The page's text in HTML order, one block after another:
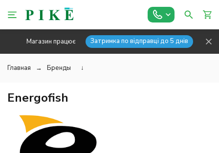
Магазин працює Затримка по відправці до 5 днів
Главная Бренды ↓
Energofish